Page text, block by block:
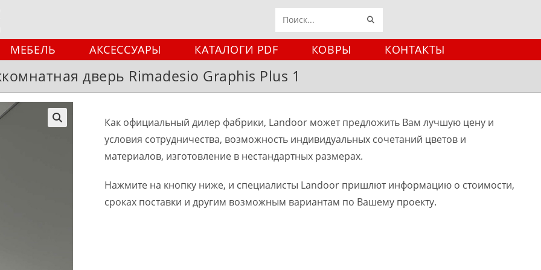
Поиск
МЕБЕЛЬ АКСЕССУАРЫ КАТАЛОГИ PDF КОВРЫ КОНТАКТЫ
дверь Rimadesio Graphis Plus 1
Как официальный дилер фабрики, Landoor может предложить Вам лучшую цену и
условия сотрудничества, возможность индивидуальных сочетаний цветов и
материалов, изготовление в нестандартных размерах.
Нажмите на кнопку ниже, и специалисты Landoor пришлют информацию о стоимости,
сроках поставки и другим возможным вариантам по Вашему проекту.